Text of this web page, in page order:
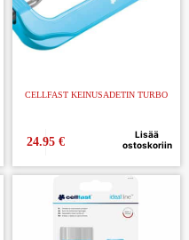
CELLFAST KEINUSADETIN TURBO
24.95 €
Lisää
ostoskoriin